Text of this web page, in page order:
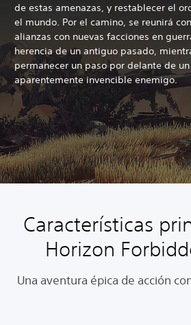
de estas amenazas, y restablecer el
el mundo. Por el camino, se reunirá
alianzas con nuevas facciones en
herencia de un antiguo pasado,
permanecer un paso por delante de
aparentemente invencible enemigo.
Características
Horizon
Una aventura épica de acción